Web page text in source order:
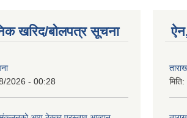
खरिद/बोलपत्र सूचना
2026 - 00:28
मिति: